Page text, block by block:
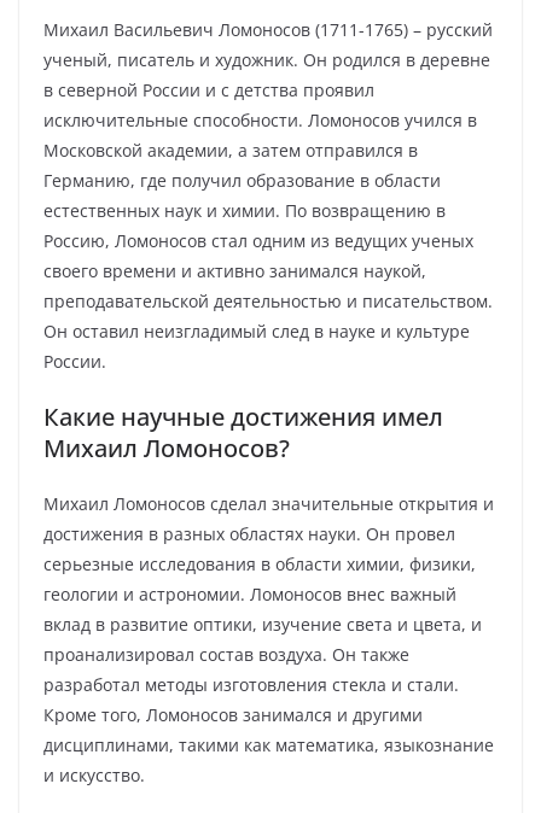
Михаил Васильевич Ломоносов (1711-1765) – русский
ученый, писатель и художник. Он родился в деревне
в северной России и с детства проявил
исключительные способности. Ломоносов учился в
Московской академии, а затем отправился в
Германию, где получил образование в области
естественных наук и химии. По возвращению в
Россию, Ломоносов стал одним из ведущих ученых
своего времени и активно занимался наукой,
преподавательской деятельностью и писательством.
Он оставил неизгладимый след в науке и культуре
России.
Какие научные достижения имел
Михаил Ломоносов?
Михаил Ломоносов сделал значительные открытия и
достижения в разных областях науки. Он провел
серьезные исследования в области химии, физики,
геологии и астрономии. Ломоносов внес важный
вклад в развитие оптики, изучение света и цвета, и
проанализировал состав воздуха. Он также
разработал методы изготовления стекла и стали.
Кроме того, Ломоносов занимался и другими
дисциплинами, такими как математика, языкознание
и искусство.